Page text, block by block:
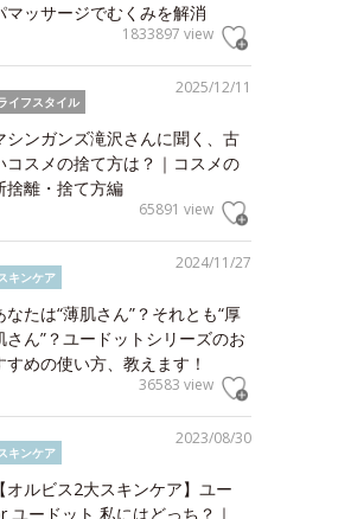
マッサージでむくみを解消
1833897 view
2025/12/11
イフスタイル
シンガンズ滝沢さんに聞く、古
コスメの捨て方は？｜コスメの
捨離・捨て方編
65891 view
2024/11/27
キンケア
なたは“薄肌さん”？それとも“厚
さん”？ユードットシリーズのお
すめの使い方、教えます！
36583 view
2023/08/30
キンケア
【オルビス2大スキンケア】ユー
ユードット 私にはどっち？｜